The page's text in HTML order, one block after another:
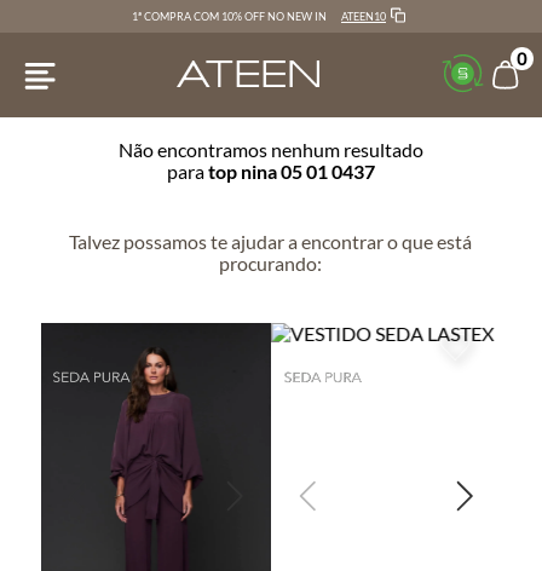
1ª COMPRA COM 10% OFF NO NEW IN ATEEN10
0
Não encontramos nenhum resultado
paratop nina 05 01 0437
Talvez possamos te ajudar a encontrar o que está
procurando: